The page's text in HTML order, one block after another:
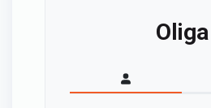
Oliga